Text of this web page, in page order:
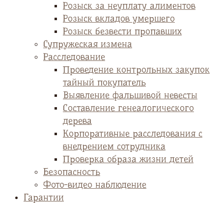
Розыск за неуплату алиментов
Розыск вкладов умершего
Розыск безвести пропавших
Супружеская измена
Расследование
Проведение контрольных закупок
тайный покупатель
Выявление фальшивой невесты
Cоставление генеалогического
дерева
Корпоративные расследования с
внедрением сотрудника
Проверка образа жизни детей
Безопасность
Фото-видео наблюдение
Гарантии